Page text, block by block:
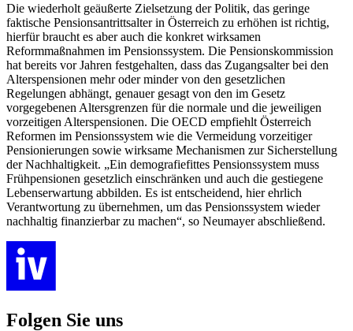
Die wiederholt geäußerte Zielsetzung der Politik, das geringe
faktische Pensionsantrittsalter in Österreich zu erhöhen ist richtig,
hierfür braucht es aber auch die konkret wirksamen
Reformmaßnahmen im Pensionssystem. Die Pensionskommission
hat bereits vor Jahren festgehalten, dass das Zugangsalter bei den
Alterspensionen mehr oder minder von den gesetzlichen
Regelungen abhängt, genauer gesagt von den im Gesetz
vorgegebenen Altersgrenzen für die normale und die jeweiligen
vorzeitigen Alterspensionen. Die OECD empfiehlt Österreich
Reformen im Pensionssystem wie die Vermeidung vorzeitiger
Pensionierungen sowie wirksame Mechanismen zur Sicherstellung
der Nachhaltigkeit. „Ein demografiefittes Pensionssystem muss
Frühpensionen gesetzlich einschränken und auch die gestiegene
Lebenserwartung abbilden. Es ist entscheidend, hier ehrlich
Verantwortung zu übernehmen, um das Pensionssystem wieder
nachhaltig finanzierbar zu machen“, so Neumayer abschließend.
Folgen Sie uns